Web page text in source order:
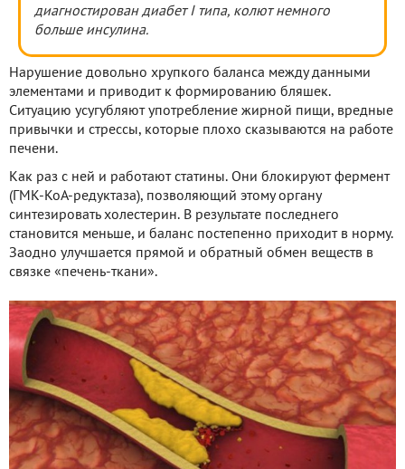
диагностирован диабет I типа, колют немного
больше инсулина.
Нарушение довольно хрупкого баланса между данными
элементами и приводит к формированию бляшек.
Ситуацию усугубляют употребление жирной пищи, вредные
привычки и стрессы, которые плохо сказываются на работе
печени.
Как раз с ней и работают статины. Они блокируют фермент
(ГМК-КоА-редуктаза), позволяющий этому органу
синтезировать холестерин. В результате последнего
становится меньше, и баланс постепенно приходит в норму.
Заодно улучшается прямой и обратный обмен веществ в
связке «печень-ткани».